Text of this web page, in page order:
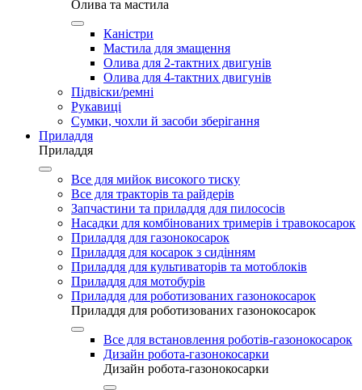
Олива та мастила
Каністри
Мастила для змащення
Олива для 2-тактних двигунів
Олива для 4-тактних двигунів
Підвіски/ремні
Рукавиці
Сумки, чохли й засоби зберігання
Приладдя
Приладдя
Все для мийок високого тиску
Все для тракторів та райдерів
Запчастини та приладдя для пилососів
Насадки для комбінованих тримерів і травокосарок
Приладдя для газонокосарок
Приладдя для косарок з сидінням
Приладдя для культиваторів та мотоблоків
Приладдя для мотобурів
Приладдя для роботизованих газонокосарок
Приладдя для роботизованих газонокосарок
Все для встановлення роботів-газонокосарок
Дизайн робота-газонокосарки
Дизайн робота-газонокосарки